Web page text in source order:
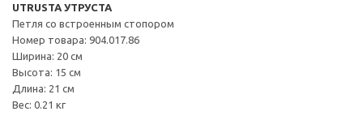
UTRUSTA УТРУСТА
Петля со встроенным стопором
Номер товара: 904.017.86
Ширина: 20 см
Высота: 15 см
Длина: 21 см
Вес: 0.21 кг